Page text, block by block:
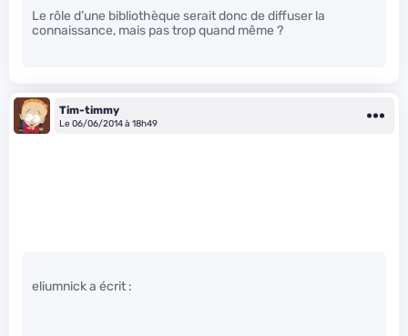
Le rôle d’une bibliothèque serait donc de diffuser la
connaissance, mais pas trop quand même ?
Tim-timmy
Le 06/06/2014 à 18h49
eliumnick a écrit :